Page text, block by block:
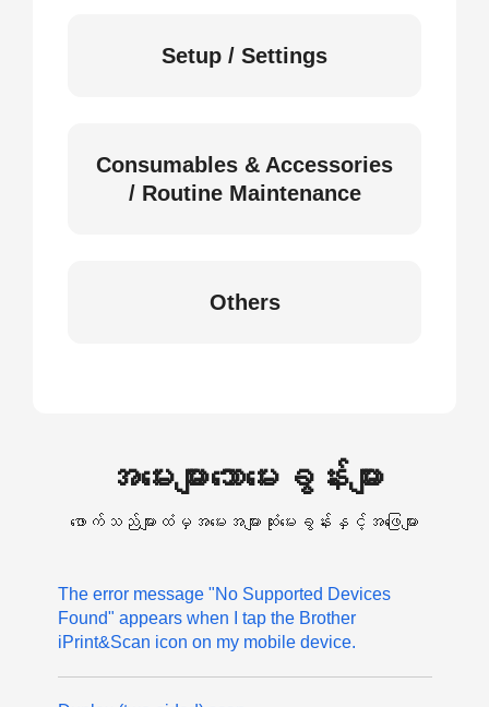
Setup / Settings
Consumables & Accessories
/ Routine Maintenance
Others
အမေးများသောမေးခွန်းများ
ဖောက်သည်များထံမှအမေးအများဆုံးမေးခွန်းနှင့်အဖြေများ
The error message "No Supported Devices
Found" appears when I tap the Brother
iPrint&Scan icon on my mobile device.